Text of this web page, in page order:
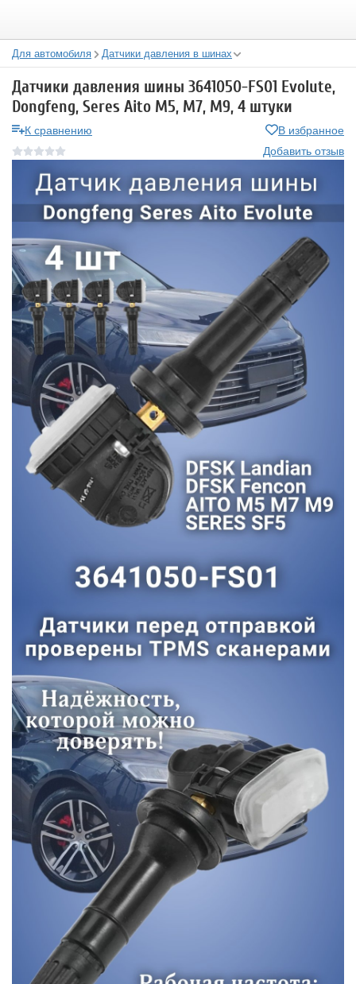
Для автомобиля Датчики давления в шинах
Датчики давления шины 3641050-FS01 Evolute,
Dongfeng, Seres Aito M5, М7, М9, 4 штуки
К сравнению
В избранное
Добавить отзыв